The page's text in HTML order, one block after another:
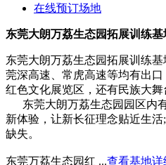
在线预订场地
东莞大朗万荔生态园拓展训练基
东莞大朗万荔生态园拓展训练
莞深高速、常虎高速等均有出
红色文化展览区，还有民族大
东莞大朗万荔生态园园区内有
新体验，让新长征理念贴近生
缺失。
东莞万荔生态园红 ...查看基地详